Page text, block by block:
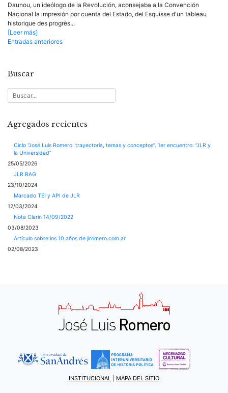
Daunou, un ideólogo de la Revolución, aconsejaba a la Convención
Nacional la impresión por cuenta del Estado, del Esquisse d'un tableau
historique des progrès...
[Leer más]
Navegación
entradas
Entradas anteriores
Buscar
Agregados recientes
Ciclo “José Luis Romero: trayectoria, temas y conceptos”. 1er encuentro: “JLR y
la Universidad”
25/05/2026
JLR RAG
23/10/2024
Marcado TEI y API de JLR
12/03/2024
Nota Clarín 14/09/2022
03/08/2023
Artículo sobre los 10 años de jlromero.com.ar
02/08/2023
INSTITUCIONAL MAPA DEL SITIO